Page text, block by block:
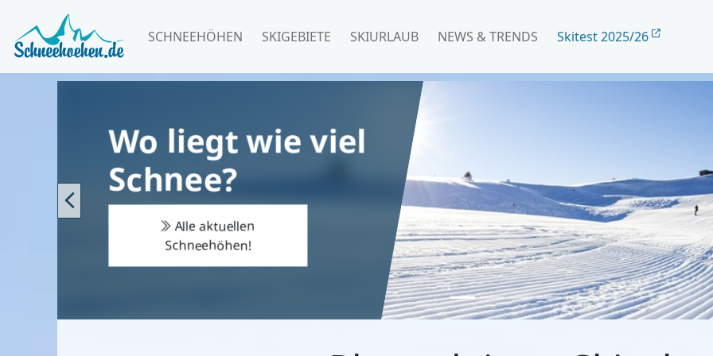
SCHNEEHÖHEN SKIGEBIETE SKIURLAUB NEWS & TRENDS Skitest 2025/26
Die besten
Unterkünfte für
den Skiurlaub
Jetzt buchen!
Previous